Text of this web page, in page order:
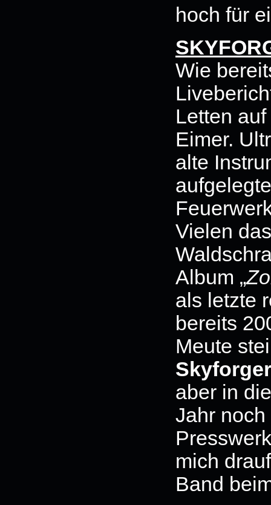
hoch für
Wie
Letten
Eimer.
alte
Vielen
Album „
als letzte
bereits
Meute
aber in
Jahr
mich
Band